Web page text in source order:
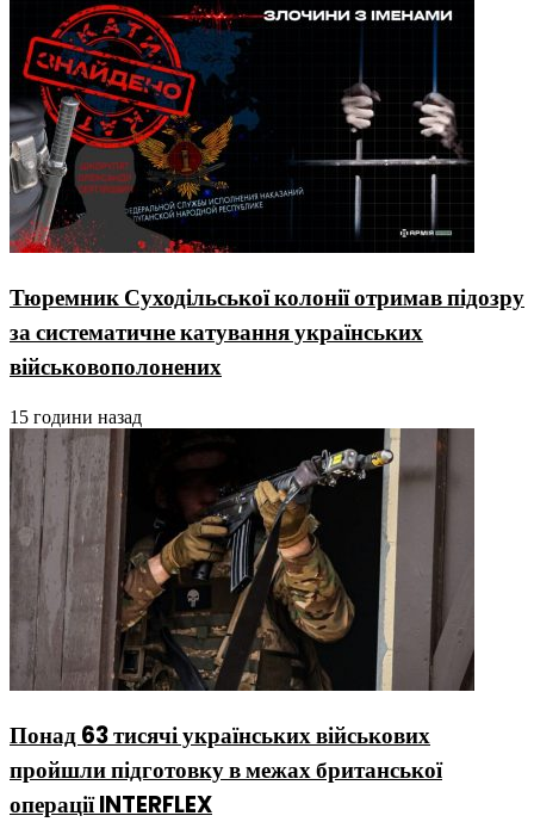
Тюремник Суходільської колонії отримав підозру
за систематичне катування українських
військовополонених
15 години назад
Понад 63 тисячі українських військових
пройшли підготовку в межах британської
операції INTERFLEX